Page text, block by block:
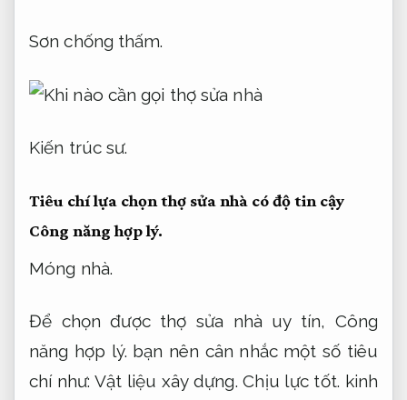
Sơn chống thấm.
Kiến trúc sư.
Tiêu chí lựa chọn thợ sửa nhà có độ tin cậy
Công năng hợp lý.
Móng nhà.
Để chọn được thợ sửa nhà uy tín, Công
năng hợp lý. bạn nên cân nhắc một số tiêu
chí như:Vật liệu xây dựng. Chịu lực tốt. kinh